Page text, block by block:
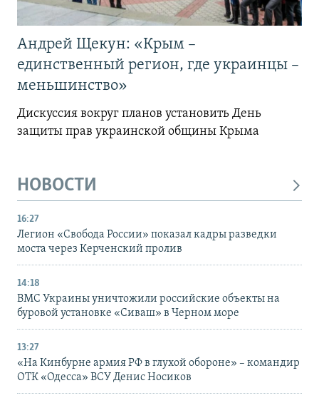
Андрей Щекун: «Крым –
единственный регион, где украинцы –
меньшинство»
Дискуссия вокруг планов установить День
защиты прав украинской общины Крыма
НОВОСТИ
16:27
Легион «Свобода России» показал кадры разведки
моста через Керченский пролив
14:18
ВМС Украины уничтожили российские объекты на
буровой установке «Сиваш» в Черном море
13:27
«На Кинбурне армия РФ в глухой обороне» – командир
ОТК «Одесса» ВСУ Денис Носиков